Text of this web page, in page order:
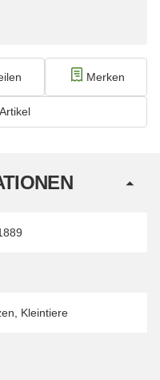
Merken
, Kleintiere